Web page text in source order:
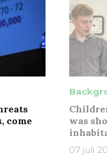
come
was
07 juli